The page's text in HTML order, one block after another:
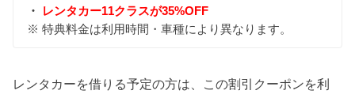
・
レンタカー11クラスが35%OFF
※ 特典料金は利用時間・車種により異なります。
レンタカーを借りる予定の方は、この割引クーポンを利